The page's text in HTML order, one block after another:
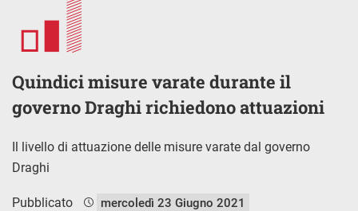
Quindici misure varate durante il
governo Draghi richiedono attuazioni
Il livello di attuazione delle misure varate dal governo
Draghi
Pubblicato mercoledì 23 Giugno 2021